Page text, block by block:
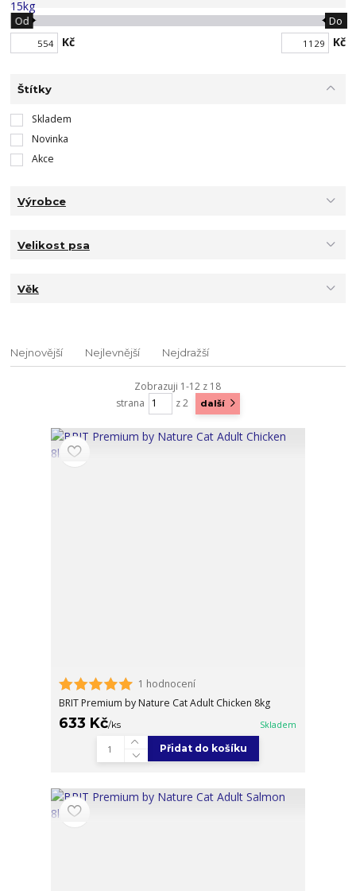
Kč
Od Do
Kč
Štítky
Skladem
Novinka
Akce
Výrobce
Velikost psa
Věk
Nejnovější Nejlevnější Nejdražší
Zobrazuji 1-12 z 18
strana
z 2 další
1 hodnocení
BRIT Premium by Nature Cat Adult Chicken 8kg
633 Kč/ks Skladem
Přidat do košíku